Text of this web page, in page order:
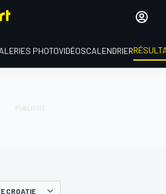
PHOTOVIDÉOSCALENDRIER
CROATIE